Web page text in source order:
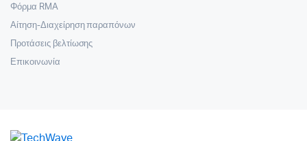
Φόρμα RMA
Αίτηση-Διαχείρηση παραπόνων
Προτάσεις βελτίωσης
Επικοινωνία